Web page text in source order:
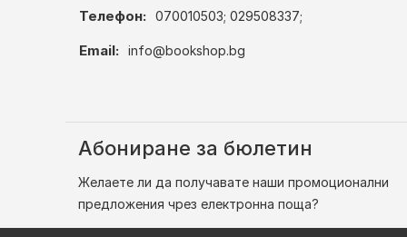
Телефон: 070010503; 029508337;
Email: info@bookshop.bg
Абониране за бюлетин
Желаете ли да получавате наши промоционални
предложения чрез електронна поща?